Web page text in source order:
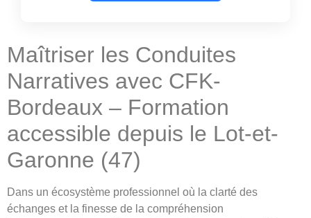
Maîtriser les Conduites
Narratives avec CFK-
Bordeaux – Formation
accessible depuis le Lot-et-
Garonne (47)
Dans un écosystème professionnel où la clarté des
échanges et la finesse de la compréhension